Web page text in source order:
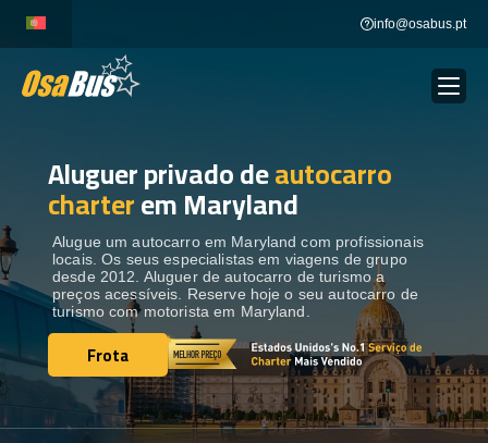
content
info@osabus.pt
ALUGUER DE AUTOCARROS
DESTINOS
FROTA
ENTRE EM CONTACTO
ENTRE EM CONTACTO
Aluguer privado deautocarro
charterem Maryland
Alugue um autocarro em Maryland com profissionais
locais. Os seus especialistas em viagens de grupo
desde 2012. Aluguer de autocarro de turismo a
preços acessíveis. Reserve hoje o seu autocarro de
turismo com motorista em Maryland.
Frota
Frota